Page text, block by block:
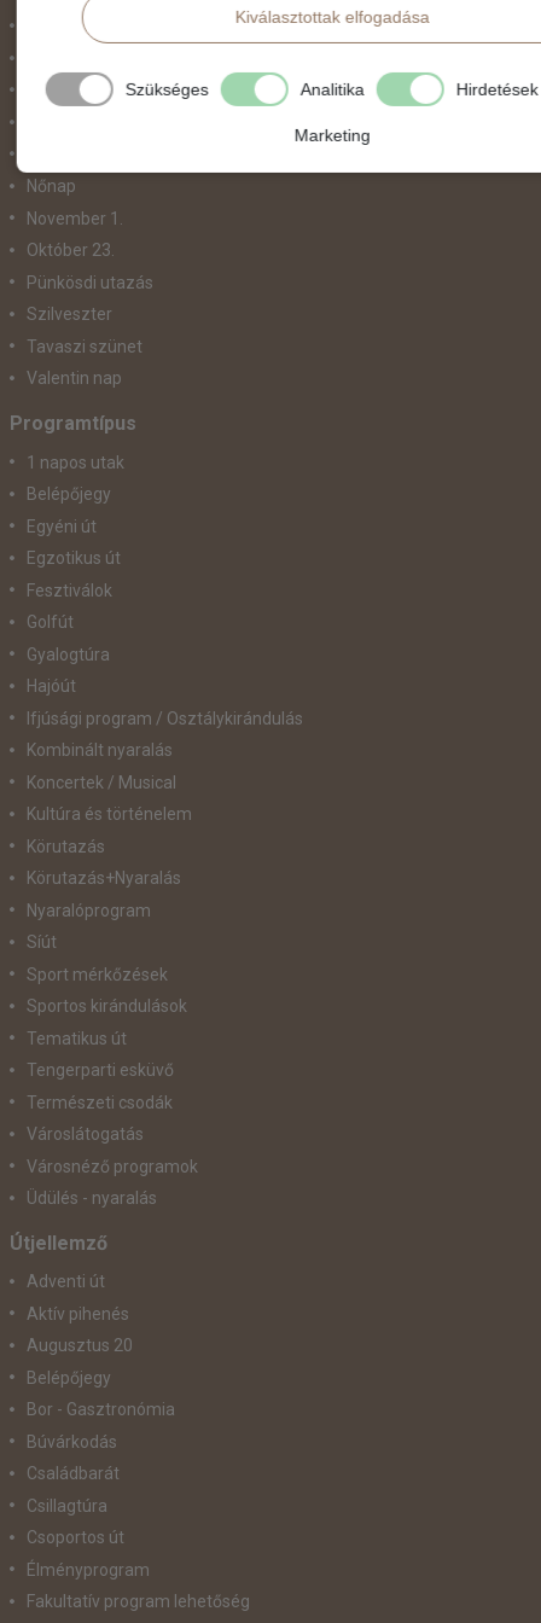
Karnevál
Május 1.
Nőnap
November 1.
Október 23.
Pünkösdi utazás
Szilveszter
Tavaszi szünet
Valentin nap
Programtípus
1 napos utak
Belépőjegy
Egyéni út
Egzotikus út
Fesztiválok
Golfút
Gyalogtúra
Hajóút
Ifjúsági program / Osztálykirándulás
Kombinált nyaralás
Koncertek / Musical
Kultúra és történelem
Körutazás
Körutazás+Nyaralás
Nyaralóprogram
Síút
Sport mérkőzések
Sportos kirándulások
Tematikus út
Tengerparti esküvő
Természeti csodák
Városlátogatás
Városnéző programok
Üdülés - nyaralás
Útjellemző
Adventi út
Aktív pihenés
Augusztus 20
Belépőjegy
Bor - Gasztronómia
Búvárkodás
Családbarát
Csillagtúra
Csoportos út
Élményprogram
Fakultatív program lehetőség
Kiválasztottak elfogadása
Szükséges Analitika Hirdetések
Marketing